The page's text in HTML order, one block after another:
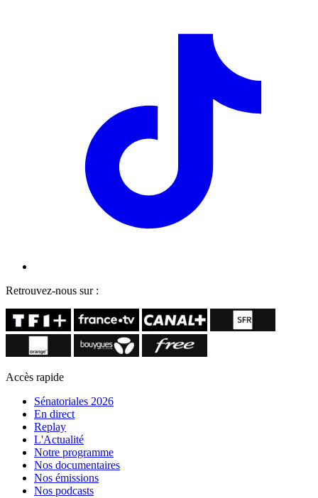
Retrouvez-nous sur :
Accès rapide
Sénatoriales 2026
En direct
Replay
L'Actualité
Notre programme
Nos documentaires
Nos émissions
Nos podcasts